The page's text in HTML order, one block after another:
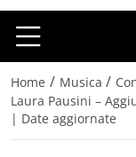
Home / Musica /
Laura Pausini –
| Date aggiornate